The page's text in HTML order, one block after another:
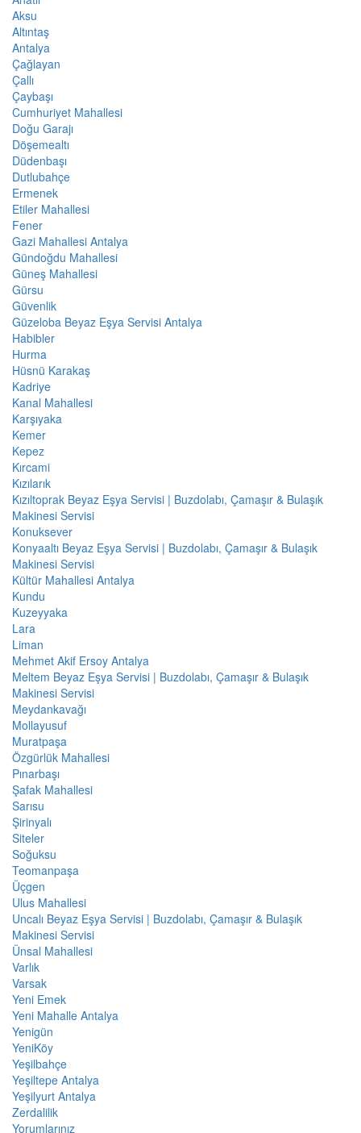
Aksu
Altıntaş
Antalya
Çağlayan
Çallı
Çaybaşı
Cumhuriyet Mahallesi
Doğu Garajı
Döşemealtı
Düdenbaşı
Dutlubahçe
Ermenek
Etiler Mahallesi
Fener
Gazi Mahallesi Antalya
Gündoğdu Mahallesi
Güneş Mahallesi
Gürsu
Güvenlik
Güzeloba Beyaz Eşya Servisi Antalya
Habibler
Hurma
Hüsnü Karakaş
Kadriye
Kanal Mahallesi
Karşıyaka
Kemer
Kepez
Kırcami
Kızılarık
Kızıltoprak Beyaz Eşya Servisi | Buzdolabı, Çamaşır & Bulaşık
Makinesi Servisi
Konuksever
Konyaaltı Beyaz Eşya Servisi | Buzdolabı, Çamaşır & Bulaşık
Makinesi Servisi
Kültür Mahallesi Antalya
Kundu
Kuzeyyaka
Lara
Liman
Mehmet Akif Ersoy Antalya
Meltem Beyaz Eşya Servisi | Buzdolabı, Çamaşır & Bulaşık
Makinesi Servisi
Meydankavağı
Mollayusuf
Muratpaşa
Özgürlük Mahallesi
Pınarbaşı
Şafak Mahallesi
Sarısu
Şirinyalı
Siteler
Soğuksu
Teomanpaşa
Üçgen
Ulus Mahallesi
Uncalı Beyaz Eşya Servisi | Buzdolabı, Çamaşır & Bulaşık
Makinesi Servisi
Ünsal Mahallesi
Varlık
Varsak
Yeni Emek
Yeni Mahalle Antalya
Yenigün
YeniKöy
Yeşilbahçe
Yeşiltepe Antalya
Yeşilyurt Antalya
Zerdalilik
Yorumlarınız